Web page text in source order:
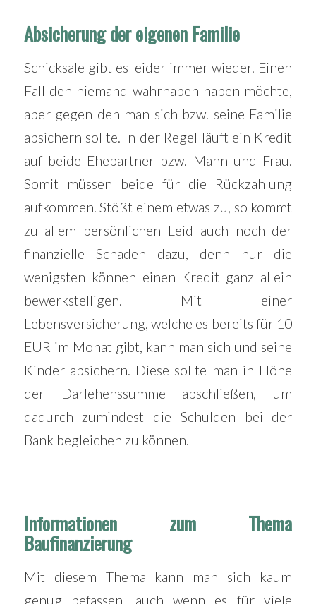
Absicherung der eigenen Familie
Schicksale gibt es leider immer wieder. Einen
Fall den niemand wahrhaben haben möchte,
aber gegen den man sich bzw. seine Familie
absichern sollte. In der Regel läuft ein Kredit
auf beide Ehepartner bzw. Mann und Frau.
Somit müssen beide für die Rückzahlung
aufkommen. Stößt einem etwas zu, so kommt
zu allem persönlichen Leid auch noch der
finanzielle Schaden dazu, denn nur die
wenigsten können einen Kredit ganz allein
bewerkstelligen. Mit einer
Lebensversicherung, welche es bereits für 10
EUR im Monat gibt, kann man sich und seine
Kinder absichern. Diese sollte man in Höhe
der Darlehenssumme abschließen, um
dadurch zumindest die Schulden bei der
Bank begleichen zu können.
Informationen zum Thema
Baufinanzierung
Mit diesem Thema kann man sich kaum
genug befassen, auch wenn es für viele